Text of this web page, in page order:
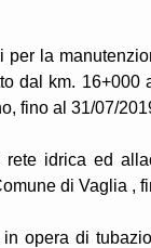
la
dal km. 16+000
fino al 31/07/
idrica ed
di Vaglia ,
opera di